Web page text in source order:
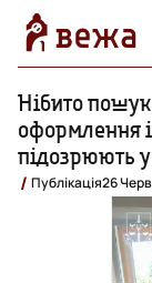
Нібито пошук
оформлення
підозрюють
Публікація26